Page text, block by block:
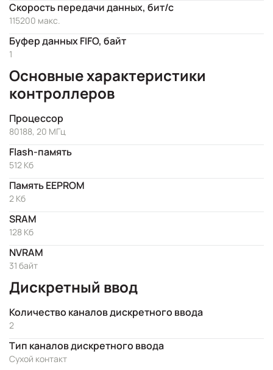
Скорость передачи данных, бит/с
115200 макс.
Буфер данных FIFO, байт
1
Основные характеристики
контроллеров
Процессор
80188, 20 МГц
Flash-память
512 Кб
Память EEPROM
2 Кб
SRAM
128 Кб
NVRAM
31 байт
Дискретный ввод
Количество каналов дискретного ввода
2
Тип каналов дискретного ввода
Сухой контакт